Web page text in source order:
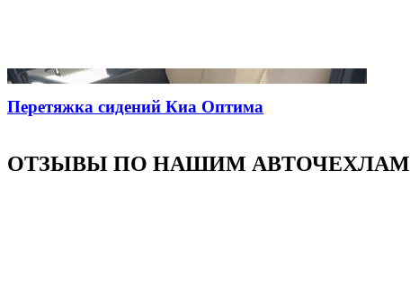
Перетяжка сидений Киа Оптима
ОТЗЫВЫ ПО НАШИМ АВТОЧЕХЛАМ